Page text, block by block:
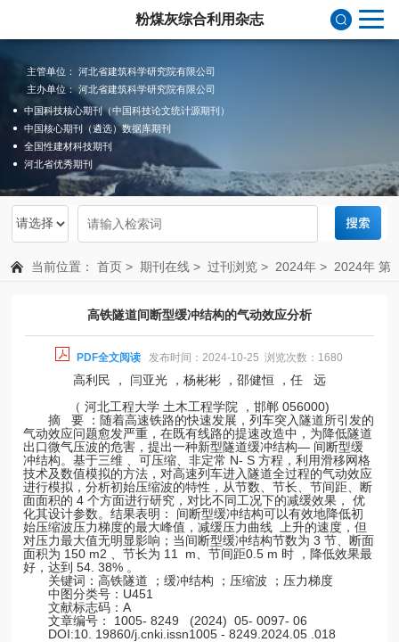
粉煤灰综合利用杂志
主管单位： 河北省建筑科学研究院有限公司
主办单位： 河北省建筑科学研究院有限公司
中国科技核心期刊（中国科技论文统计源期刊）
中国核心期刊（遴选）数据库期刊
全国性建材科技期刊
河北省优秀期刊
当前位置： 首页 > 期刊在线 > 过刊浏览 > 2024年 > 2024年 第
高铁隧道间断型缓冲结构的气动效应分析
PDF全文阅读 发布时间：2024-10-25 浏览次数：1680
高利民 ， 闫亚光 ，杨彬彬 ，邵健恒 ，任 远
（ 河北工程大学 土木工程学院 ，邯郸 056000)
摘 要 ：随着高速铁路的快速发展，列车突入隧道所引发的
气动效应问题愈发严重，在既有线路的提速改造中，为降低隧道
出口微气压波的危害，提出一种新型隧道缓冲结构— 间断型缓
冲结构。基于三维 、可压缩、非定常 N- S 方程，利用滑移网格
技术及数值模拟的方法，对高速列车进入隧道全过程的气动效应
进行模拟，分析初始压缩波的特性，从节数、节长、节间距、断
面面积的 4 个方面进行研究，对比不同工况下的减缓效果， 优
化其设计参数。结果表明： 间断型缓冲结构可以有效地降低初
始压缩波压力梯度的最大峰值，减缓压力曲线 上升的速度，但
对压力最大值无明显影响；当间断型缓冲结构节数为 3 节、断面
面积为 150 m2 、节长为 11 m、节间距0.5 m 时 ，降低效果最
好，达到 54. 38% 。
关键词：高铁隧道 ；缓冲结构 ；压缩波 ；压力梯度
中图分类号：U451
文献标志码：A
文章编号： 1005- 8249 (2024) 05- 0097- 06
DOI:10. 19860/j.cnki.issn1005 - 8249.2024.05 .018